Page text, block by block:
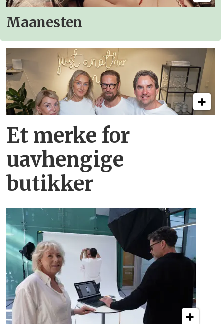
Maanesten
Et merke for
uavhengige
butikker